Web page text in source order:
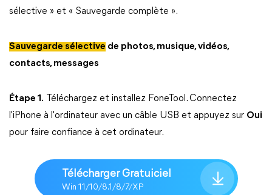
sélective » et « Sauvegarde complète ».
Sauvegarde sélective de photos, musique, vidéos,
contacts, messages
Étape 1. Téléchargez et installez FoneTool. Connectez
l'iPhone à l'ordinateur avec un câble USB et appuyez sur Oui
pour faire confiance à cet ordinateur.
Télécharger Gratuiciel
Win 11/10/8.1/8/7/XP